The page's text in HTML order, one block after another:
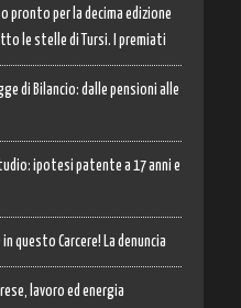
pronto per la decima edizione
le stelle di Tursi. I premiati
di Bilancio: dalle pensioni alle
ipotesi patente a 17 anni e
questo Carcere! La denuncia
lavoro ed energia